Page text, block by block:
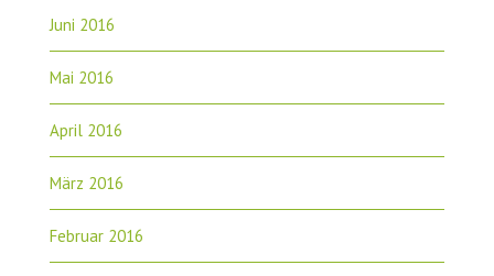
Juni 2016
Mai 2016
April 2016
März 2016
Februar 2016